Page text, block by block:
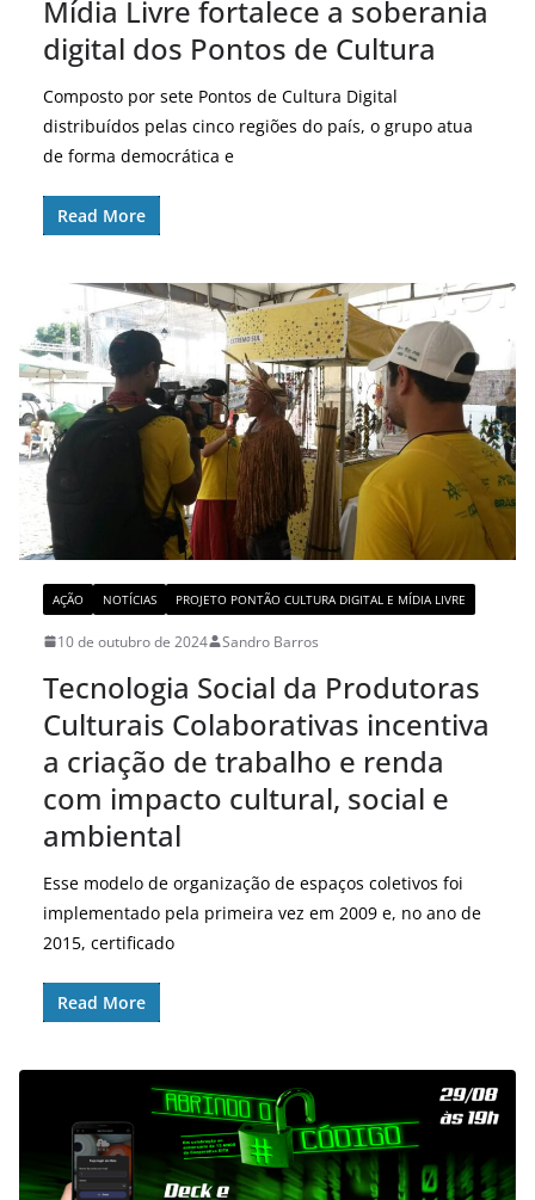
Mídia Livre fortalece a soberania
digital dos Pontos de Cultura
Composto por sete Pontos de Cultura Digital
distribuídos pelas cinco regiões do país, o grupo atua
de forma democrática e
Read More
AÇÃO NOTÍCIAS PROJETO PONTÃO CULTURA DIGITAL E MÍDIA LIVRE
10 de outubro de 2024 Sandro Barros
Tecnologia Social da Produtoras
Culturais Colaborativas incentiva
a criação de trabalho e renda
com impacto cultural, social e
ambiental
Esse modelo de organização de espaços coletivos foi
implementado pela primeira vez em 2009 e, no ano de
2015, certificado
Read More